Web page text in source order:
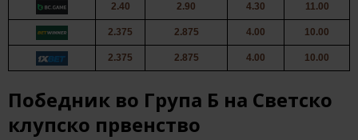
2.40 2.90 4.30 11.00
2.375 2.875 4.00 10.00
2.375 2.875 4.00 10.00
Победник во Група Б на Светско
клупско првенство